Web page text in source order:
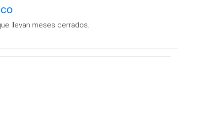
llevan meses cerrados.